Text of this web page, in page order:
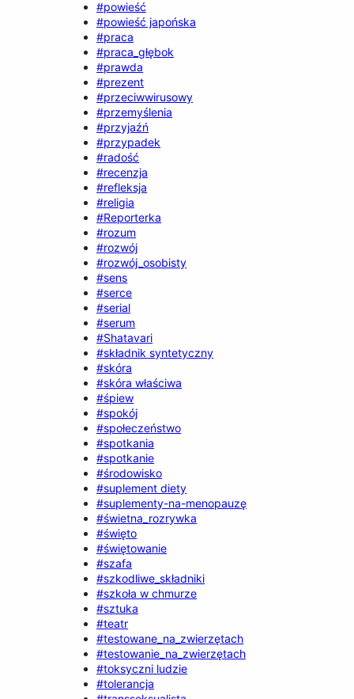
#powieść
#powieść japońska
#praca
#praca_głębok
#prawda
#prezent
#przeciwwirusowy
#przemyślenia
#przyjaźń
#przypadek
#radość
#recenzja
#refleksja
#religia
#Reporterka
#rozum
#rozwój
#rozwój_osobisty
#sens
#serce
#serial
#serum
#Shatavari
#składnik syntetyczny
#skóra
#skóra właściwa
#śpiew
#spokój
#społeczeństwo
#spotkania
#spotkanie
#środowisko
#suplement diety
#suplementy-na-menopauzę
#świetna_rozrywka
#święto
#świętowanie
#szafa
#szkodliwe_składniki
#szkoła w chmurze
#sztuka
#teatr
#testowane_na_zwierzętach
#testowanie_na_zwierzętach
#toksyczni ludzie
#tolerancja